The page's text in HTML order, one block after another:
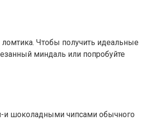
Чтобы получить идеальные
миндаль или попробуйте
и шоколадными чипсами обычного